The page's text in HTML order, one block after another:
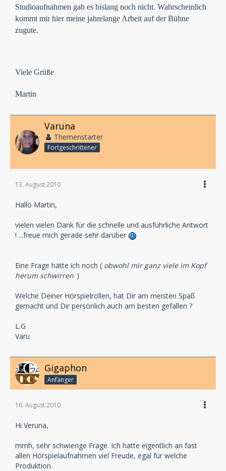
Studioaufnahmen gab es bislang noch nicht. Wahrscheinlich
kommt mir hier meine jahrelange Arbeit auf der Bühne
zugute.
Viele Grüße
Martin
Varuna
Themenstarter
Fortgeschrittener
13. August 2010
Hallo Martin,
vielen vielen Dank für die schnelle und ausführliche Antwort
! ...freue mich gerade sehr darüber
Eine Frage hätte ich noch ( obwohl mir ganz viele im Kopf
herum schwirren )
Welche Deiner Hörspielrollen, hat Dir am meisten Spaß
gemacht und Dir persönlich auch am besten gefallen ?
L.G
Varu
Gigaphon
Anfänger
16. August 2010
Hi Veruna,
mmh, sehr schwierige Frage. Ich hatte eigentlich an fast
allen Hörspielaufnahmen viel Freude, egal für welche
Produktion.